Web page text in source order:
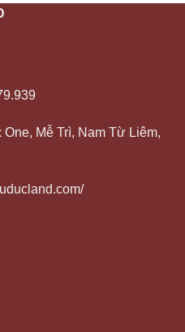
Mễ Trì, Nam Từ Liêm,